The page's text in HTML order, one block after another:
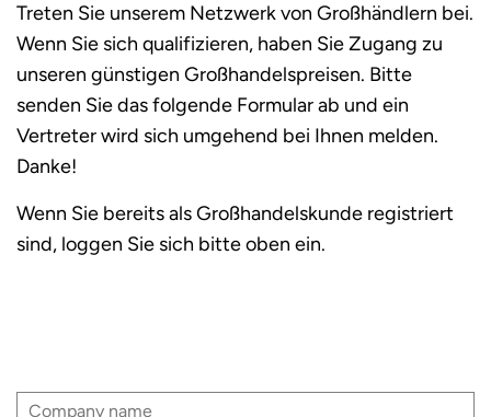
Treten Sie unserem Netzwerk von Großhändlern bei.
Wenn Sie sich qualifizieren, haben Sie Zugang zu
unseren günstigen Großhandelspreisen. Bitte
senden Sie das folgende Formular ab und ein
Vertreter wird sich umgehend bei Ihnen melden.
Danke!
Wenn Sie bereits als Großhandelskunde registriert
sind, loggen Sie sich bitte oben ein.